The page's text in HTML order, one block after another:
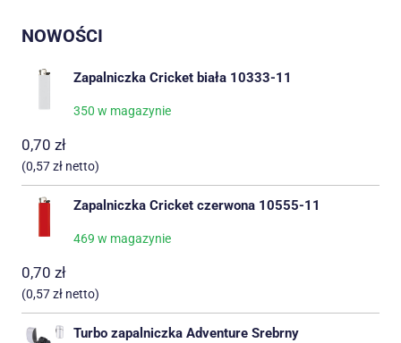
NOWOŚCI
Zapalniczka Cricket biała 10333-11
350 w magazynie
0,70 zł
(0,57zł netto)
Zapalniczka Cricket czerwona 10555-11
469 w magazynie
0,70 zł
(0,57zł netto)
Turbo zapalniczka Adventure Srebrny